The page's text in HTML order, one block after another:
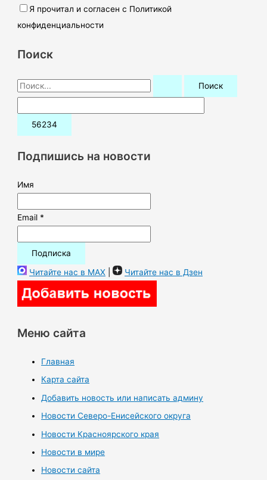
Я прочитал и согласен с Политикой
конфиденциальности
Поиск
П
о
и
:Подпишись на новости
Имя
Email *
Читайте нас в MAX | Читайте нас в Дзен
Меню сайта
Главная
Карта сайта
Добавить новость или написать админу
Новости Северо-Енисейского округа
Новости Красноярского края
Новости в мире
Новости сайта